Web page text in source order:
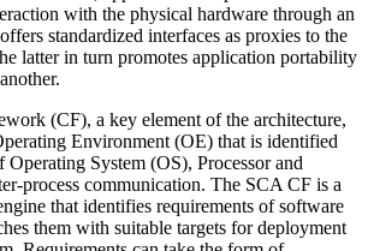
with the physical hardware through an
standardized interfaces as proxies to the
latter in turn promotes application portability
(CF), a key element of the architecture,
Environment (OE) that is identified
System (OS), Processor and
process communication. The SCA CF is a
that identifies requirements of software
them with suitable targets for deployment